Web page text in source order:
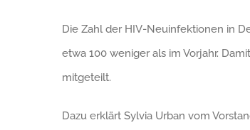
Die Zahl der HIV-Neuinfektionen in
etwa 100 weniger als im Vorjahr.
mitgeteilt.
Dazu erklärt Sylvia Urban vom